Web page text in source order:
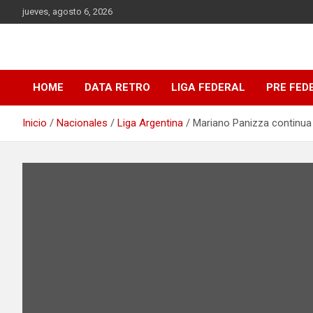
Saltar
al
jueves, agosto 6, 2026
DATA Basquet
HOME DATA RETRO LIGA FEDERAL PRE
Inicio Nacionales Liga Argentina Mariano Panizza